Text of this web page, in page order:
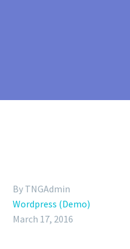
By TNGAdmin
Wordpress (Demo)
March 17, 2016